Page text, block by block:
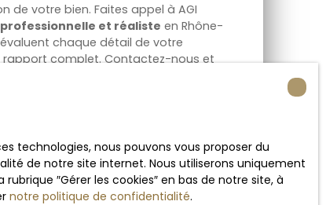
de votre bien. Faites appel à AGI
et réaliste en Rhône-
chaque détail de votre
rapport complet. Contactez-nous et
Estimer mon bien
technologies, nous pouvons vous proposer du
de notre site internet. Nous utiliserons uniquement
″Gérer les cookies″ en bas de notre site, à
notre politique de confidentialité.